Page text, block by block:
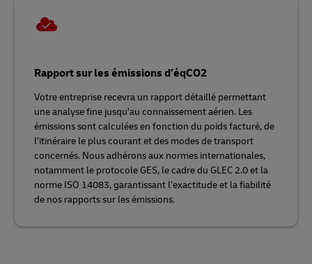
Rapport sur les émissions d’éqCO2
Votre entreprise recevra un rapport détaillé permettant
une analyse fine jusqu’au connaissement aérien. Les
émissions sont calculées en fonction du poids facturé, de
l’itinéraire le plus courant et des modes de transport
concernés. Nous adhérons aux normes internationales,
notamment le protocole GES, le cadre du GLEC 2.0 et la
norme ISO 14083, garantissant l’exactitude et la fiabilité
de nos rapports sur les émissions.